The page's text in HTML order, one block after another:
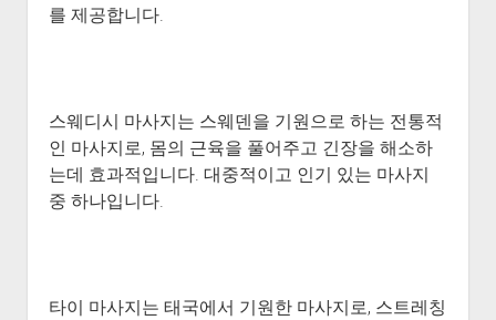
를 제공합니다.
스웨디시 마사지는 스웨덴을 기원으로 하는 전통적
인 마사지로, 몸의 근육을 풀어주고 긴장을 해소하
는데 효과적입니다. 대중적이고 인기 있는 마사지
중 하나입니다.
타이 마사지는 태국에서 기원한 마사지로, 스트레칭